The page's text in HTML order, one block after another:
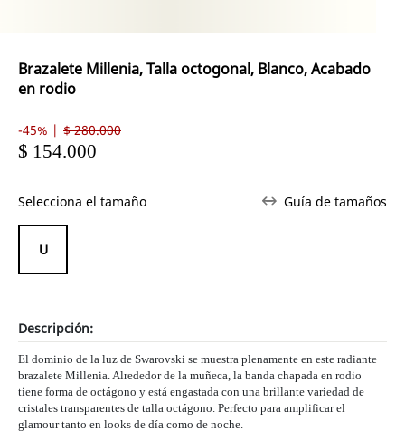
Brazalete Millenia, Talla octogonal, Blanco, Acabado
en rodio
-45% | $ 280.000
$ 154.000
Selecciona el tamaño Guía de tamaños
Descripción:
El dominio de la luz de Swarovski se muestra plenamente en este radiante
brazalete Millenia. Alrededor de la muñeca, la banda chapada en rodio
tiene forma de octágono y está engastada con una brillante variedad de
cristales transparentes de talla octágono. Perfecto para amplificar el
glamour tanto en looks de día como de noche.